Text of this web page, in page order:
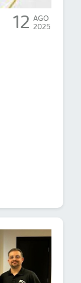
12 AGO
2025